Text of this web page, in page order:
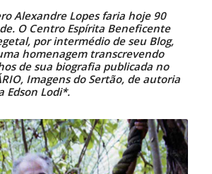
Alexandre Lopes faria hoje 90
O Centro Espírita Beneficente
por intermédio de seu Blog,
homenagem transcrevendo
de sua biografia publicada no
Imagens do Sertão, de autoria
Edson Lodi*.